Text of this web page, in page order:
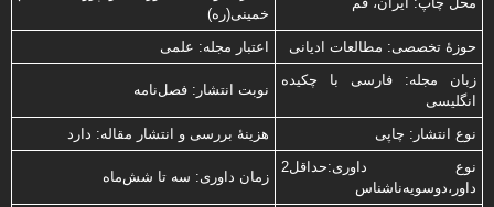
خمینی(ره)
حوزۀ تخصصی: مطالعات ادیانی
اعتبار مجله: علمی
زبان مجله: فارسی با چكیده
انگلیسی
نوبت انتشار: فصل‌نامه
نوع انتشار: چاپی
هزینۀ بررسی و انتشار مقاله: دارد
نوع داوری:حداقل2
داور،دوسویه‌ناشناس
زمان داوری: سه تا شش‌ماه